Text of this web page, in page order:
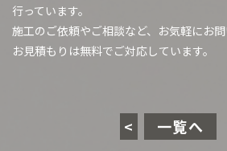
行っています。
施工のご依頼やご相談など、お気軽にお問
お見積もりは無料でご対応しています。
< 一覧へ